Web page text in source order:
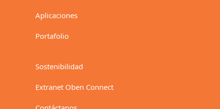
Aplicaciones
Portafolio
Sostenibilidad
Extranet Oben Connect